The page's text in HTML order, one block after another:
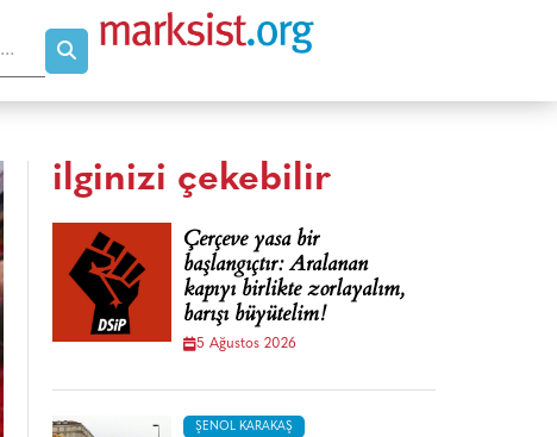
ilginizi çekebilir
Çerçeve yasa bir
başlangıçtır: Aralanan
kapıyı birlikte zorlayalım,
barışı büyütelim!
5 Ağustos 2026
ŞENOL KARAKAŞ